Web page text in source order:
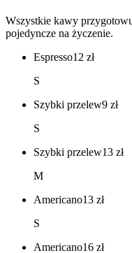
Wszystkie kawy
pojedyncze na życzenie.
Espresso12 zł
S
Szybki przelew9 zł
S
Szybki przelew13 zł
M
Americano13 zł
S
Americano16 zł